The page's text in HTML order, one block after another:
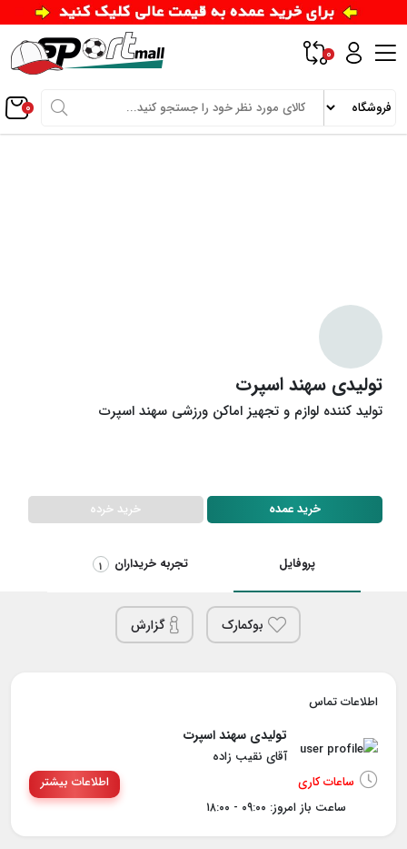
0
0
تولیدی سهند اسپرت
تولید کننده لوازم و تجهیز اماکن ورزشی سهند اسپرت
خرید عمده خرید خرده
پروفایل تجربه خریداران 1
بوکمارک گزارش
اطلاعات تماس
تولیدی سهند اسپرت
آقای نقیب زاده
ساعات کاری
ساعت باز امروز: ۰۹:۰۰ - ۱۸:۰۰
اطلاعات بیشتر